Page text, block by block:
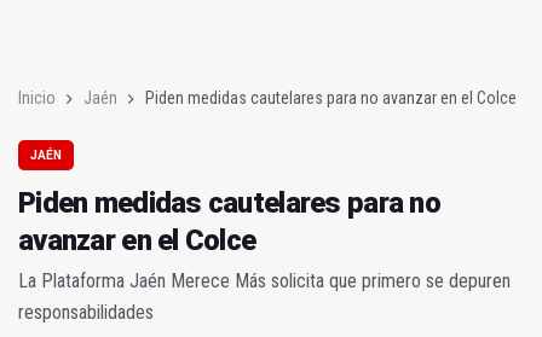
Inicio Jaén Piden medidas cautelares para no avanzar en el Colce
JAÉN
Piden medidas cautelares para no
avanzar en el Colce
La Plataforma Jaén Merece Más solicita que primero se depuren
responsabilidades